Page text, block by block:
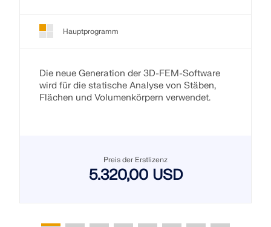
Hauptprogramm
Die neue Generation der 3D-FEM-Software
wird für die statische Analyse von Stäben,
Flächen und Volumenkörpern verwendet.
Preis der Erstlizenz
5.320,00 USD